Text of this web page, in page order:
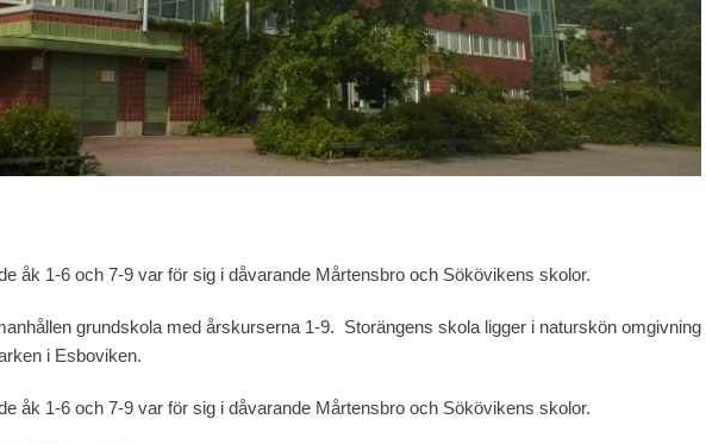
åk 1-6 och 7-9 var för sig i dåvarande Mårtensbro och Sökövikens skolor.
grundskola med årskurserna 1-9. Storängens skola ligger i naturskön omgivning
i Esboviken.
åk 1-6 och 7-9 var för sig i dåvarande Mårtensbro och Sökövikens skolor.